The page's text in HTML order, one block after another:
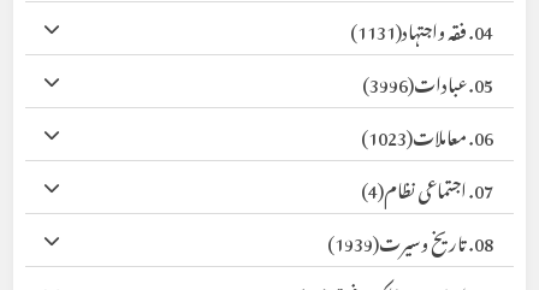
04. فقہ واجتہاد
(1131)
05. عبادات
(3996)
06. معاملات
(1023)
07. اجتماعی نظام
(4)
08. تاریخ وسیرت
(1939)